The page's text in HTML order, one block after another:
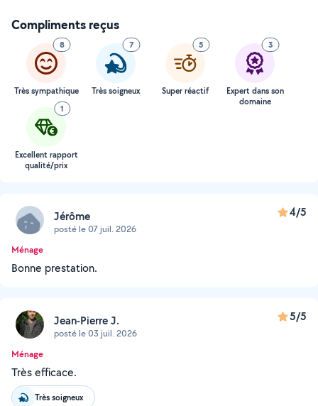
Compliments reçus
8
Très sympathique
7
Très soigneux
5
Super réactif
3
Expert dans son
domaine
1
Excellent rapport
qualité/prix
Jérôme
posté le 07 juil. 2026
4/5
Ménage
Bonne prestation.
Jean-Pierre J.
posté le 03 juil. 2026
5/5
Ménage
Très efficace.
Très soigneux